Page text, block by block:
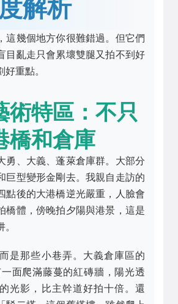
解析
這幾個地方你很難錯過。但它們
目亂走只會累壞雙腿又拍不到好
好重點。
術特區：不只
橋和倉庫
勇、大義、蓬萊倉庫群。大部分
巨型變形金剛去。我親自走訪的
點後的大港橋逆光嚴重，人臉會
橋體，傍晚拍夕陽與港景，這是
是那些小巷弄。大義倉庫區的
面爬滿藤蔓的紅磚牆，陽光透
光影，比主幹道好拍十倍。還